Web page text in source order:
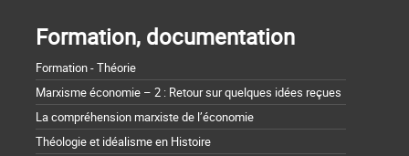
Formation, documentation
Formation - Théorie
Marxisme économie – 2 : Retour sur quelques idées reçues
La compréhension marxiste de l’économie
Théologie et idéalisme en Histoire